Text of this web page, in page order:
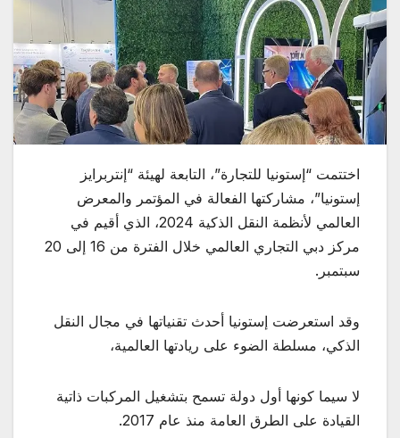
اختتمت “إستونيا للتجارة”، التابعة لهيئة “إنتربرايز
إستونيا”، مشاركتها الفعالة في المؤتمر والمعرض
العالمي لأنظمة النقل الذكية 2024، الذي أقيم في
مركز دبي التجاري العالمي خلال الفترة من 16 إلى 20
سبتمبر.
وقد استعرضت إستونيا أحدث تقنياتها في مجال النقل
الذكي، مسلطة الضوء على ريادتها العالمية،
لا سيما كونها أول دولة تسمح بتشغيل المركبات ذاتية
القيادة على الطرق العامة منذ عام 2017.